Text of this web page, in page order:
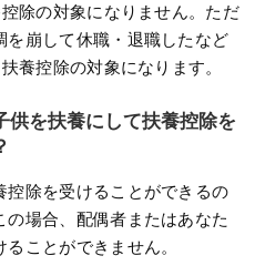
除の対象になりません。ただ
を崩して休職・退職したなど
養控除の対象になります。
供を扶養にして扶養控除を
控除を受けることができるの
場合、配偶者またはあなた
ことができません。